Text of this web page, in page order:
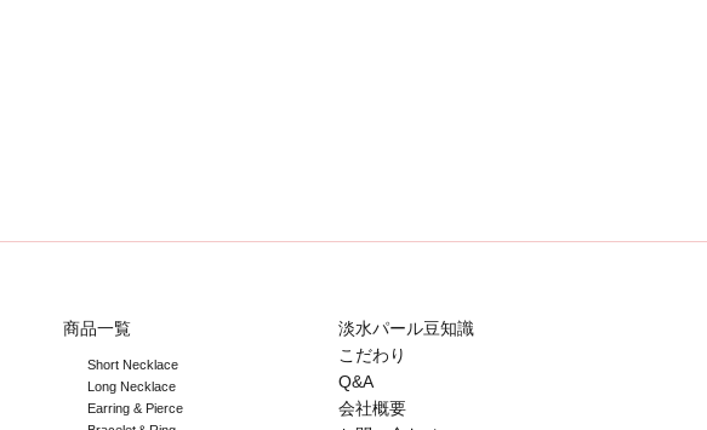
商品一覧
Short Necklace
Long Necklace
Earring & Pierce
淡水パール豆知識
こだわり
Q&A
会社概要